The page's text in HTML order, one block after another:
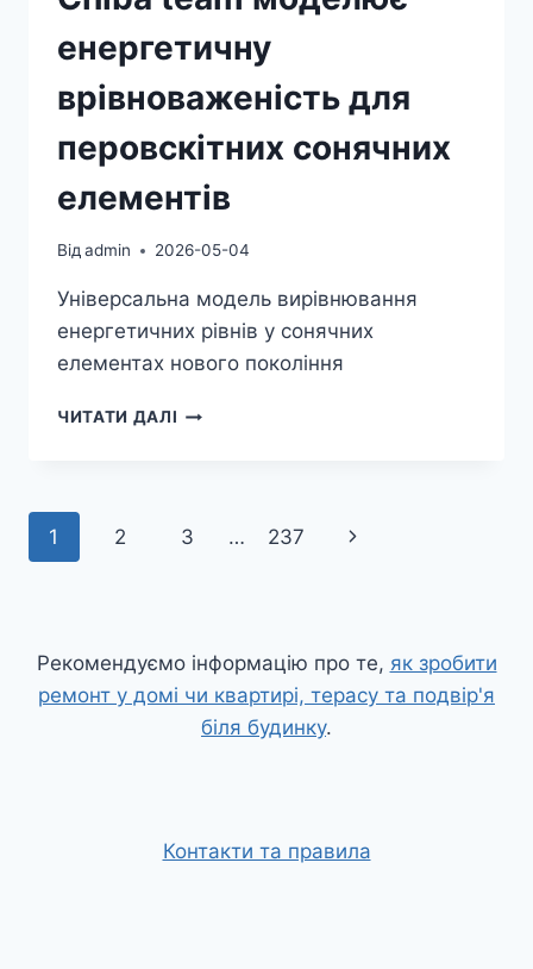
енергетичну
врівноваженість для
перовскітних сонячних
елементів
Відadmin 2026-05-04
Універсальна модель вирівнювання
енергетичних рівнів у сонячних
елементах нового покоління
ЧИТАТИ ДАЛІ CHIBA
ДЛЯ
Навігація
1 2 3 … 237
Наступна
Рекомендуємо інформацію про те, як зробити
ремонт у домі чи квартирі, терасу та подвір'я
біля будинку.
Контакти та правила